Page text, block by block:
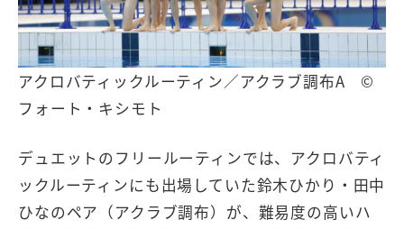
アクロバティックルーティン／アクラブ調布A ©
フォート・キシモト
デュエットのフリールーティンでは、アクロバティ
ックルーティンにも出場していた鈴木ひかり・田中
ひなのペア（アクラブ調布）が、難易度の高いハ